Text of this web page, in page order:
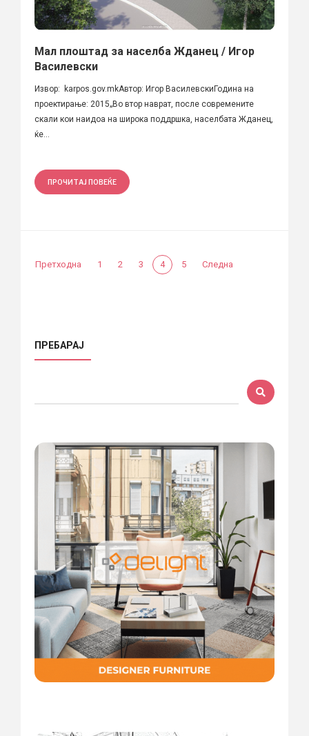
Мал плоштад за населба Жданец / Игор
Василевски
Извор: karpos.gov.mkАвтор: Игор ВасилевскиГодина на
проектирање: 2015„Во втор наврат, после современите
скали кои наидоа на широка поддршка, населбата Жданец,
ќе...
ПРОЧИТАЈ ПОВЕЌЕ
Претходна 1 2 3 4 5 Следна
ПРЕБАРАЈ